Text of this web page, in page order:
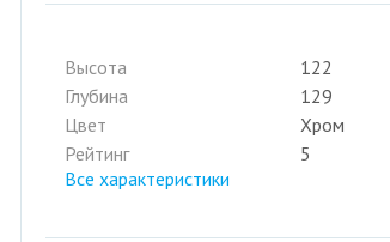
Высота
122
Глубина
129
Цвет
Хром
Рейтинг
5
Все характеристики